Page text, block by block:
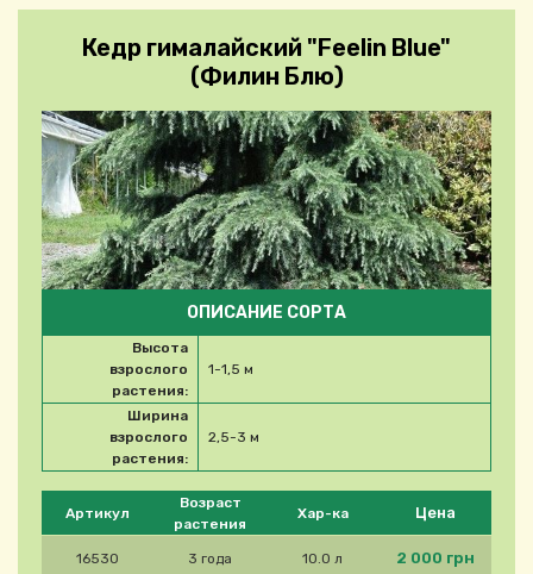
Кедр гималайский "Feelin Blue"
(Филин Блю)
Please select product
Артикул
Возраст
растения
Хар-ка Цена
16530 3 года 10.0 л 2 000 грн
ОПИСАНИЕ СОРТА
Высота
взрослого
растения:
1-1,5 м
Ширина
взрослого
растения:
2,5-3 м